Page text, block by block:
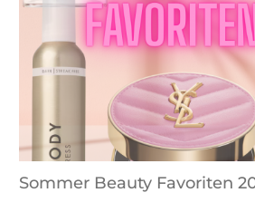
Sommer Beauty Favoriten